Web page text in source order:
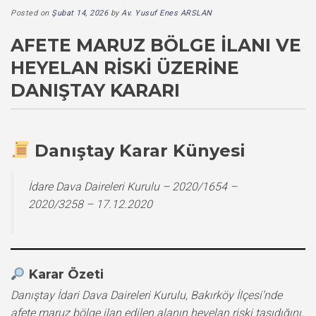
Posted on Şubat 14, 2026byAv. Yusuf Enes ARSLAN
AFETE MARUZ BÖLGE İLANI VE
HEYELAN RISKI ÜZERINE
DANIŞTAY KARARI
Danıştay Karar Künyesi
İdare Dava Daireleri Kurulu – 2020/1654 –
2020/3258 – 17.12.2020
Karar Özeti
Danıştay İdari Dava Daireleri Kurulu, Bakırköy İlçesi’nde
afete maruz bölge ilan edilen alanın heyelan riski taşıdığını,